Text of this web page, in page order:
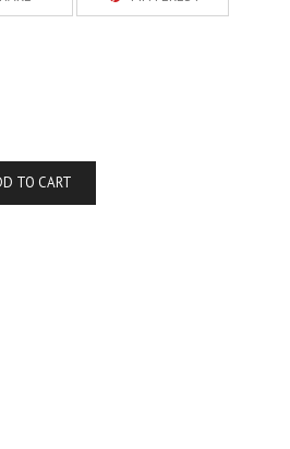
TO CART